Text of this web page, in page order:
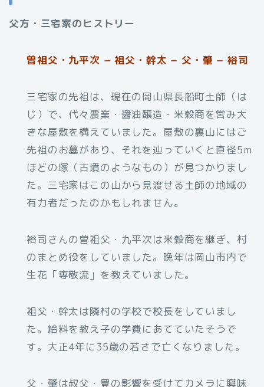
父方・三宅家のヒストリー
曽祖父・九平次 − 祖父・幹太 − 父・肇 − 裕司
三宅家の先祖は、現在の岡山県長船町土師（は
じ）で、代々農業・醤油醸造・米穀商を営み大
きな屋敷を構えていました。屋敷の裏山にはご
先祖のお墓があり、それを辿っていくと直径5m
ほどの塚（古墳のようなもの）が見つかりまし
た。三宅家はこの山から見渡せる土師の地域の
有力者だったのかもしれません。
裕司さんの曽祖父・九平次は米穀商を継ぎ、村
のまとめ役をしていました。晩年は岡山市内で
生花「専敬流」を教えていました。
祖父・幹太は隣村の学校で校長をしていまし
た。給料を教え子の学費にあてていたそうで
す。大正4年に35歳の若さで亡くなりました。
父・肇は叔父・豊の影響を受けてカメラに興味